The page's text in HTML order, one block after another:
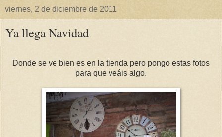
viernes, 2 de diciembre de 2011
Ya llega Navidad
Donde se ve bien es en la tienda pero pongo estas fotos
para que veáis algo.